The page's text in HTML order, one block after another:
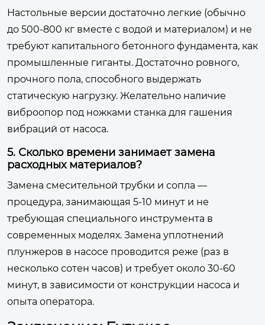
Настольные версии достаточно легкие (обычно
до 500-800 кг вместе с водой и материалом) и не
требуют капитального бетонного фундамента, как
промышленные гиганты. Достаточно ровного,
прочного пола, способного выдержать
статическую нагрузку. Желательно наличие
виброопор под ножками станка для гашения
вибраций от насоса.
5. Сколько времени занимает замена
расходных материалов?
Замена смесительной трубки и сопла —
процедура, занимающая 5-10 минут и не
требующая специального инструмента в
современных моделях. Замена уплотнений
плунжеров в насосе проводится реже (раз в
несколько сотен часов) и требует около 30-60
минут, в зависимости от конструкции насоса и
опыта оператора.